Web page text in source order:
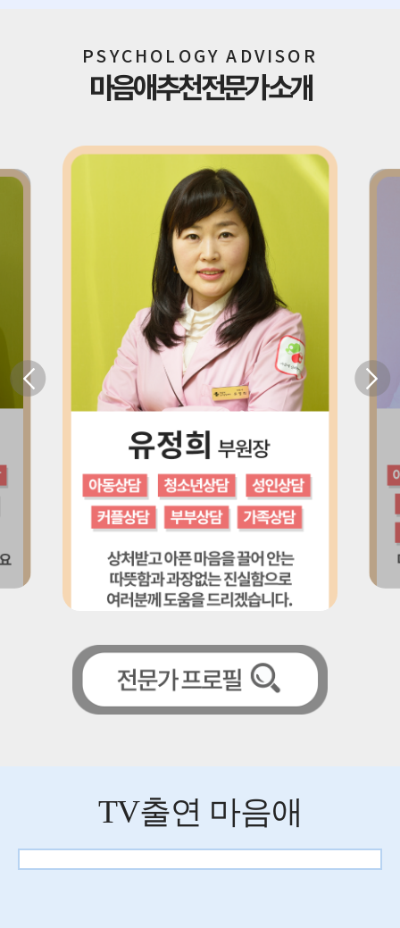
PSYCHOLOGY ADVISOR
마음애 추천 전문가 소개
TV출연 마음애